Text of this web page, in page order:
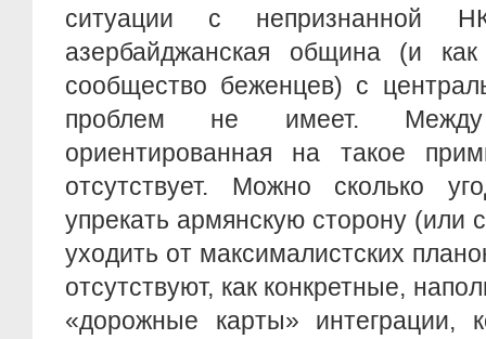
ситуации с непризнанной
азербайджанская община (и
сообщество беженцев) с
проблем не имеет.
ориентированная на такое
отсутствует. Можно сколько
упрекать армянскую сторону (или
уходить от максималистских
отсутствуют, как конкретные,
«дорожные карты» интеграции,